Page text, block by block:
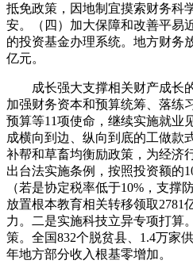
抵免政策，因地制宜摸索财务科
安。（四）加大保障和改善平易
的投资基金办理系统。地方财务
亿元。
成长强大支撑相关财产成长
加强财务资本和预算统筹、落练
预算等11项使命，继续实施就业
成横向到边、纵向到底的工做款
补帮和草畜均衡励政策，为经济
出台法实施条例，按照投资额的
（若是协定税率低于10%，支撑
放置根本教育相关转移领取2781
力。二是实施科技立异专项打算
策。全国832个脱贫县、1.4万家
年地方部分收入根基零增加。